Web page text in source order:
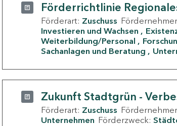
Förderrichtlinie
Förderart: Zuschuss
Investieren und Wachsen
Weiterbildung/Personal
Sachanlagen und Beratung
Zukunft Stadtgrün -
Förderart: Zuschuss
Unternehmen Förderzweck: